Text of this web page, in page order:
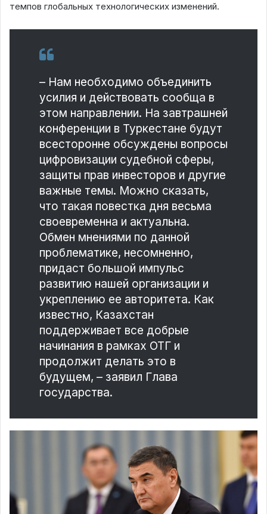
темпов глобальных технологических изменений.
– Нам необходимо объединить
усилия и действовать сообща в
этом направлении. На завтрашней
конференции в Туркестане будут
всесторонне обсуждены вопросы
цифровизации судебной сферы,
защиты прав инвесторов и другие
важные темы. Можно сказать,
что такая повестка дня весьма
своевременна и актуальна.
Обмен мнениями по данной
проблематике, несомненно,
придаст большой импульс
развитию нашей организации и
укреплению ее авторитета. Как
известно, Казахстан
поддерживает все добрые
начинания в рамках ОТГ и
продолжит делать это в
будущем, – заявил Глава
государства.